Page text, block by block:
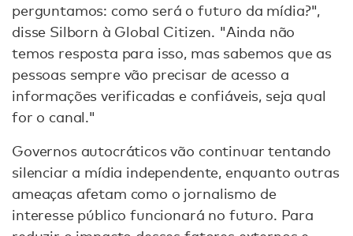
perguntamos: como será o futuro da mídia?",
disse Silborn à Global Citizen. "Ainda não
temos resposta para isso, mas sabemos que as
pessoas sempre vão precisar de acesso a
informações verificadas e confiáveis, seja qual
for o canal."
Governos autocráticos vão continuar tentando
silenciar a mídia independente, enquanto outras
ameaças afetam como o jornalismo de
interesse público funcionará no futuro. Para